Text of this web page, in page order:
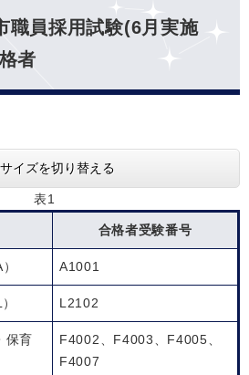
職員採用試験(6月実施
者
イズを切り替える
表1
合格者受験番号
A1001
L2102
保育
F4002、F4003、F4005、
F4007